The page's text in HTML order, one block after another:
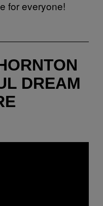
for everyone!
DREAM